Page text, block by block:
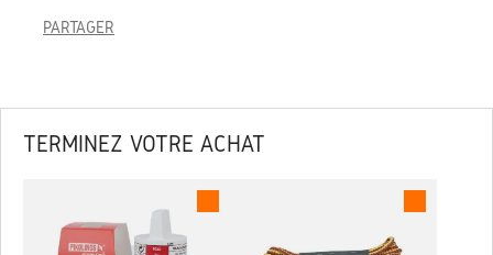
PARTAGER
TERMINEZ VOTRE ACHAT